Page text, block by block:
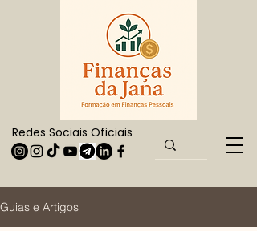
Redes Sociais Oficiais
Guias e Artigos